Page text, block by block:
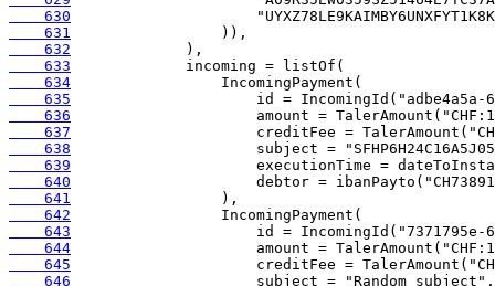
    630
    631
    632
    633
    634
    635
    636
    637
    638
    639
    640
    641
    642
    643
    644
    645
    646